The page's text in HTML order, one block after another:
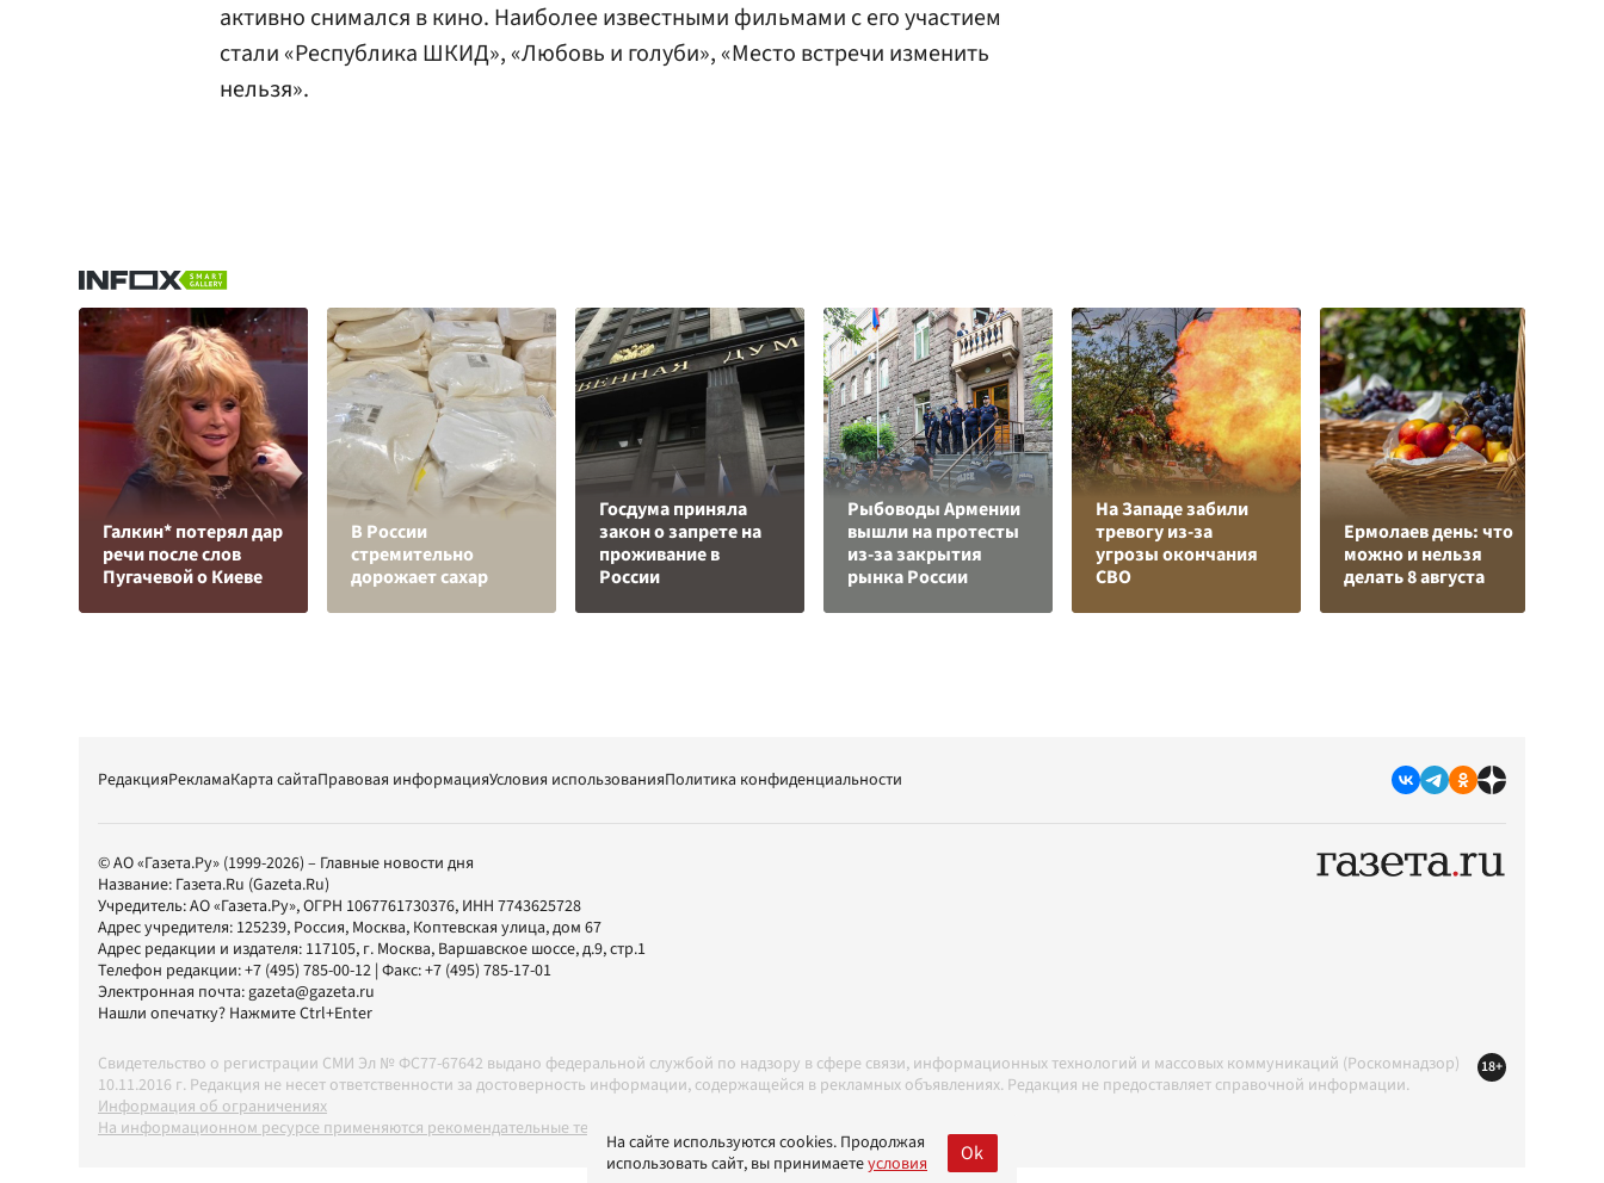
активно снимался в кино. Наиболее известными фильмами с его участием
стали «Республика ШКИД», «Любовь и голуби», «Место встречи изменить
нельзя».
Галкин* потерял дар
речи после слов
Пугачевой о Киеве
В России
стремительно
дорожает сахар
Госдума приняла
закон о запрете на
проживание в
России
Рыбоводы Армении
вышли на протесты
из-за закрытия
рынка России
На Западе забили
тревогу из-за
угрозы окончания
СВО
Ермолаев день: что
можно и нельзя
делать 8 августа
РедакцияРекламаКарта сайтаПравовая информацияУсловия использованияПолитика конфиденциальности
© АО «Газета.Ру» (1999-2026) – Главные новости дня
Название: Газета.Ru (Gazeta.Ru)
Учредитель:АО «Газета.Ру», ОГРН 1067761730376, ИНН 7743625728
Адрес учредителя: 125239, Россия, Москва, Коптевская улица, дом 67
Адрес редакции и издателя: 117105, г. Москва, Варшавское шоссе, д.9, стр.1
Телефон редакции:+7 (495) 785-00-12 | Факс:+7 (495) 785-17-01
Электронная почта:gazeta@gazeta.ru
Нашли опечатку? Нажмите Ctrl+Enter
Свидетельство о регистрации СМИ Эл № ФС77-67642 выдано федеральной службой по надзору в сфере связи, информационных технологий и массовых коммуникаций (Роскомнадзор)
10.11.2016 г. Редакция не несет ответственности за достоверность информации, содержащейся в рекламных объявлениях. Редакция не предоставляет справочной информации.
Информация об ограничениях
На информационном ресурсе применяются рекомендательные технологии в соответствии с Правилами
18+
На сайте используются cookies. Продолжая
использовать сайт, вы принимаетеусловия Ok